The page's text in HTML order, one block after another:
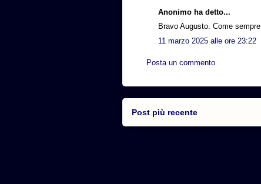
Anonimo ha detto...
Bravo Augusto. Come sempre
11 marzo 2025 alle ore 23:22
Posta un commento
Post più recente